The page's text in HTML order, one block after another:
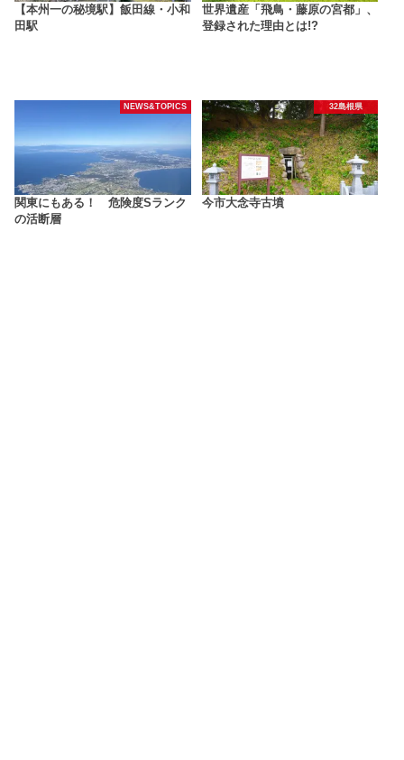
【本州一の秘境駅】飯田線・小和
田駅
世界遺産「飛鳥・藤原の宮都」、
登録された理由とは!?
NEWS&TOPICS
関東にもある！ 危険度Sランク
の活断層
32島根県
今市大念寺古墳